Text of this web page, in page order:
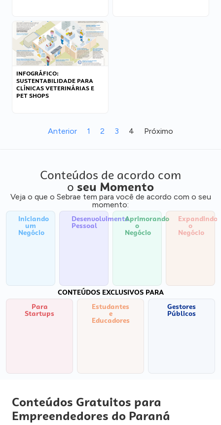
INFOGRÁFICO:
SUSTENTABILIDADE PARA
CLÍNICAS VETERINÁRIAS E
PET SHOPS
Anterior 1 2 3 4 Próximo
Conteúdos de acordo com
o seu Momento
Veja o que o Sebrae tem para você de acordo com o seu
momento:
Iniciando
um
Negócio
Desenvolvimento
Pessoal
Aprimorando
o
Negócio
Expandindo
o
Negócio
CONTEÚDOS EXCLUSIVOS PARA
Para
Startups
Estudantes
e
Educadores
Gestores
Públicos
Conteúdos Gratuitos para
Empreendedores do Paraná